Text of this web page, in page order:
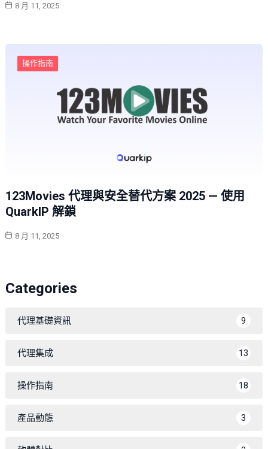
8 月 11, 2025
操作指南
123Movies 代理與安全替代方案 2025 — 使用
QuarkIP 解鎖
8 月 11, 2025
Categories
代理基礎資訊 9
代理集成 13
操作指南 18
產品動態 3